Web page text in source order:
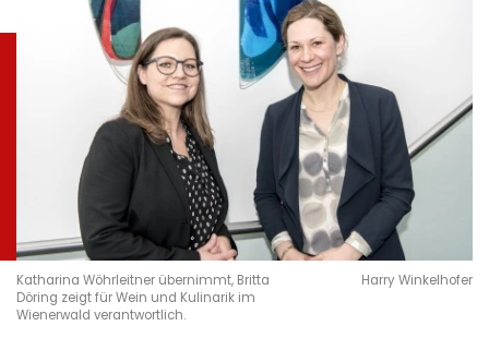
Katharina Wöhrleitner übernimmt, Britta
Döring zeigt für Wein und Kulinarik im
Wienerwald verantwortlich.
Harry Winkelhofer